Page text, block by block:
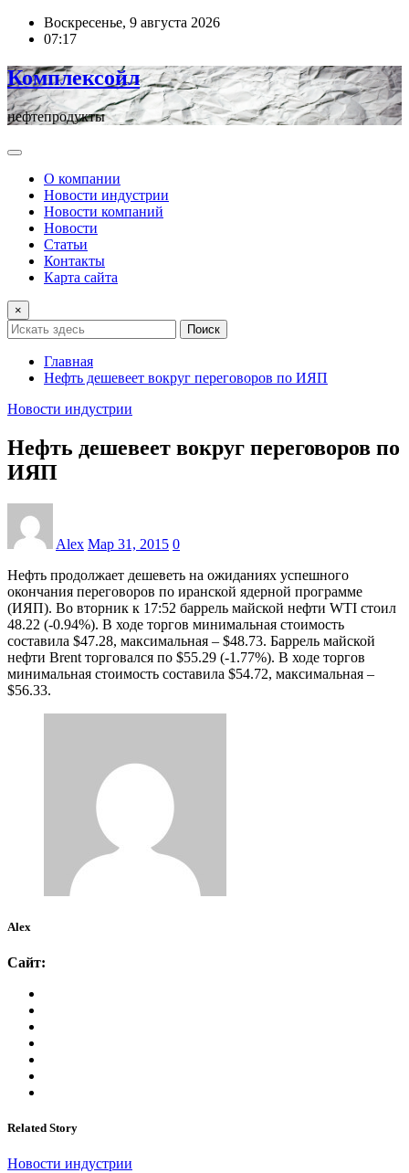
ПерейтиВоскресенье, 9 августа 2026
07:17
Комплексойл
нефтепродукты
О компании
Новости индустрии
Новости компаний
Новости
Статьи
Контакты
Карта сайта
×
Поиск
Главная
Нефть дешевеет вокруг переговоров по ИЯП
Новости индустрии
Нефть дешевеет вокруг переговоров по
ИЯП
Alex Мар 31, 2015 0
Нефть продолжает дешеветь на ожиданиях успешного
окончания переговоров по иранской ядерной программе
(ИЯП). Во вторник к 17:52 баррель майской нефти WTI стоил
48.22 (-0.94%). В ходе торгов минимальная стоимость
составила $47.28, максимальная – $48.73. Баррель майской
нефти Brent торговался по $55.29 (-1.77%). В ходе торгов
минимальная стоимость составила $54.72, максимальная –
$56.33.
Alex
Сайт:
Related Story
Новости индустрии